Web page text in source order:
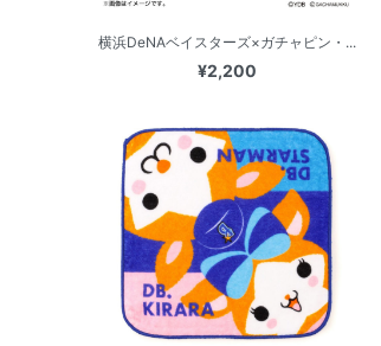
横浜DeNAベイスターズ×ガチャピン・...
¥2,200